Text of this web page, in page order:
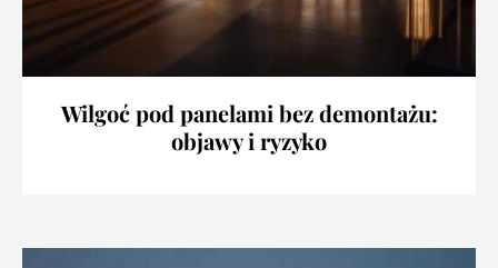
Wilgoć pod panelami bez demontażu:
objawy i ryzyko